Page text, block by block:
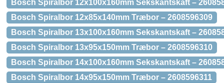
Bosch Spiralbor 12x100x160mm Sekskantskaft –
Bosch Spiralbor 12x85x140mm Træbor – 2608596309
Bosch Spiralbor 13x100x160mm Sekskantskaft –
Bosch Spiralbor 13x95x150mm Træbor – 2608596310
Bosch Spiralbor 14x100x160mm Sekskantskaft –
Bosch Spiralbor 14x95x150mm Træbor – 2608596311